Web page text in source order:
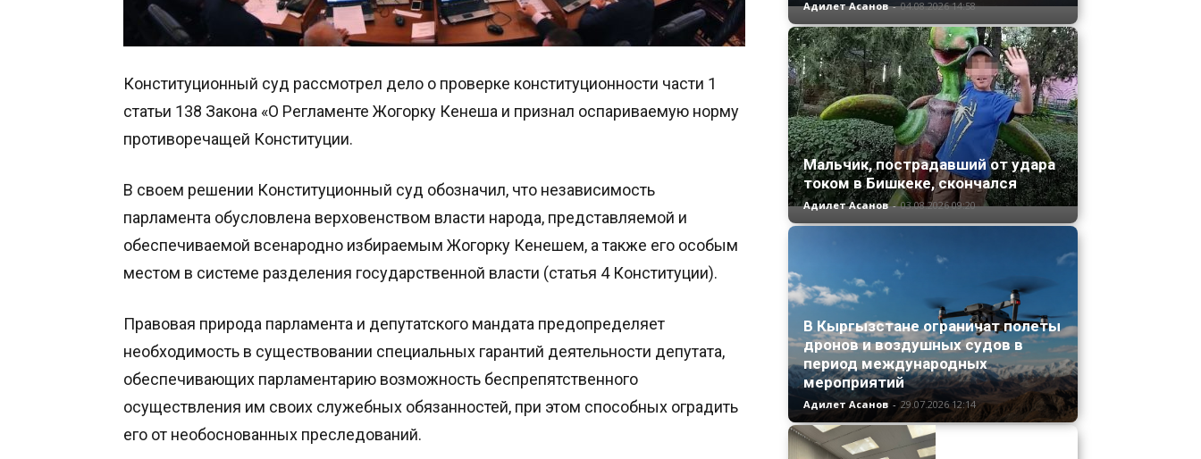
Конституционный суд рассмотрел дело о проверке конституционности части 1
статьи 138 Закона «О Регламенте Жогорку Кенеша и признал оспариваемую норму
противоречащей Конституции.
В своем решении Конституционный суд обозначил, что независимость
парламента обусловлена верховенством власти народа, представляемой и
обеспечиваемой всенародно избираемым Жогорку Кенешем, а также его особым
местом в системе разделения государственной власти (статья 4 Конституции).
Правовая природа парламента и депутатского мандата предопределяет
необходимость в существовании специальных гарантий деятельности депутата,
обеспечивающих парламентарию возможность беспрепятственного
осуществления им своих служебных обязанностей, при этом способных оградить
его от необоснованных преследований.
Адилет Асанов - 04.08.2026 14:58
Мальчик, пострадавший от удара
током в Бишкеке, скончался
Адилет Асанов - 03.08.2026 09:20
В Кыргызстане ограничат полеты
дронов и воздушных судов в
период международных
мероприятий
Адилет Асанов - 29.07.2026 12:14